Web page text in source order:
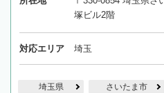
塚ビル2階
対応エリア 埼玉
埼玉県 さいたま市